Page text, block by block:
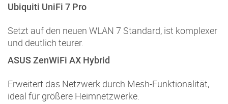
Ubiquiti UniFi 7 Pro
Setzt auf den neuen WLAN 7 Standard, ist komplexer
und deutlich teurer.
ASUS ZenWiFi AX Hybrid
Erweitert das Netzwerk durch Mesh-Funktionalität,
ideal für größere Heimnetzwerke.